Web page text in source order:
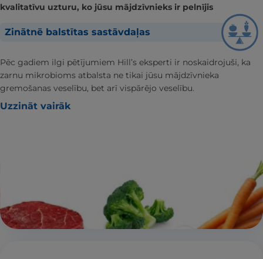
kvalitatīvu uzturu, ko jūsu mājdzīvnieks ir pelnījis
Zinātnē balstītas sastāvdaļas
Pēc gadiem ilgi pētījumiem Hill’s eksperti ir noskaidrojuši, ka
zarnu mikrobioms atbalsta ne tikai jūsu mājdzīvnieka
gremošanas veselību, bet arī vispārējo veselību.
Uzzināt vairāk